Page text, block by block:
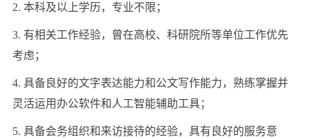
2. 本科及以上学历，专业不限；
3. 有相关工作经验，曾在高校、科研院所等单位工作优先
考虑；
4. 具备良好的文字表达能力和公文写作能力，熟练掌握并
灵活运用办公软件和人工智能辅助工具；
5. 具备会务组织和来访接待的经验，具有良好的服务意